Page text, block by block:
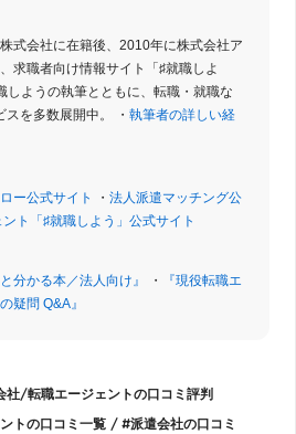
式会社に在籍後、2010年に株式会社ア
求職者向け情報サイト「♯就職しよ
しようの執筆とともに、転職・就職な
を多数展開中。 ・ 執筆者の詳しい経
ー公式サイト ・ 法人派遣マッチング公
ト「♯就職しよう」公式サイト
分かる本／法人向け』 ・
『現役転職エ
疑問 Q&A』
社/転職エージェントの口コミ評判
トの口コミ一覧 派遣会社の口コミ